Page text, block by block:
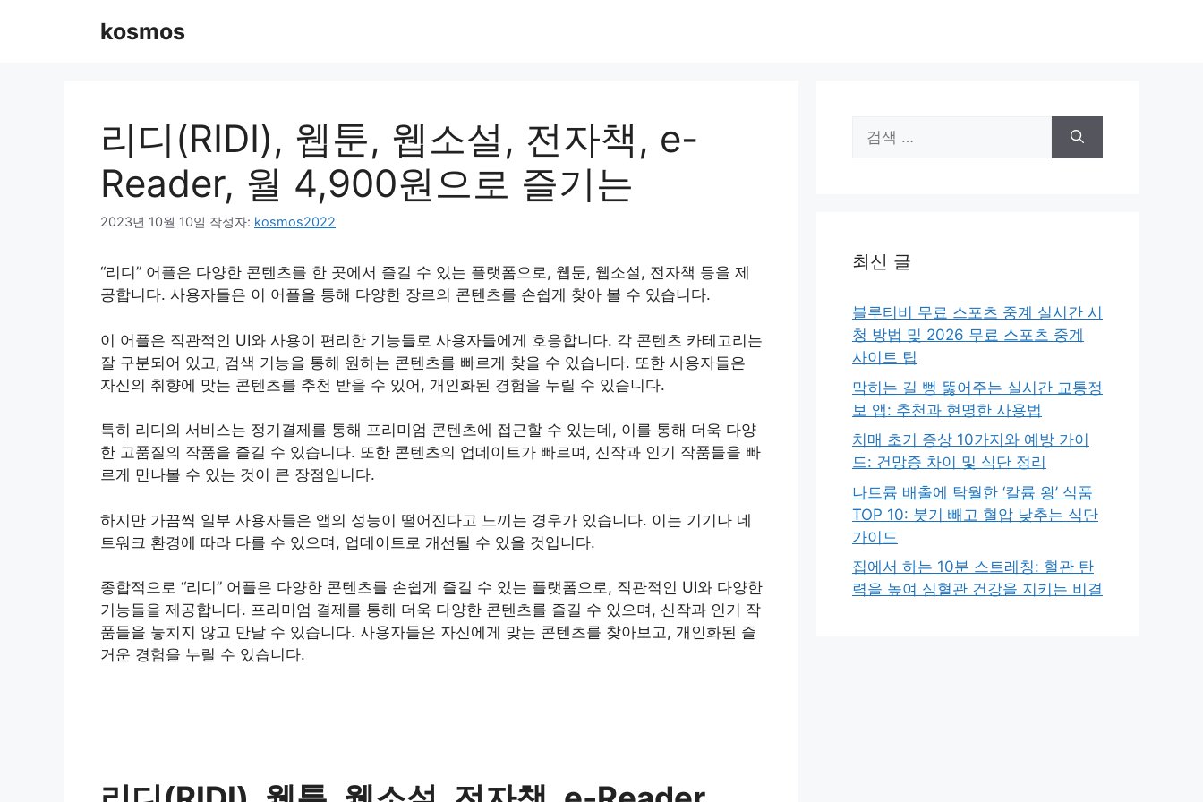
kosmos
리디(RIDI), 웹툰, 웹소설, 전자책, e-
Reader, 월 4,900원으로 즐기는
2023년 10월 10일 작성자: kosmos2022
“리디” 어플은 다양한 콘텐츠를 한 곳에서 즐길 수 있는 플랫폼으로, 웹툰, 웹소설, 전자책 등을 제
공합니다. 사용자들은 이 어플을 통해 다양한 장르의 콘텐츠를 손쉽게 찾아 볼 수 있습니다.
이 어플은 직관적인 UI와 사용이 편리한 기능들로 사용자들에게 호응합니다. 각 콘텐츠 카테고리는
잘 구분되어 있고, 검색 기능을 통해 원하는 콘텐츠를 빠르게 찾을 수 있습니다. 또한 사용자들은
자신의 취향에 맞는 콘텐츠를 추천 받을 수 있어, 개인화된 경험을 누릴 수 있습니다.
특히 리디의 서비스는 정기결제를 통해 프리미엄 콘텐츠에 접근할 수 있는데, 이를 통해 더욱 다양
한 고품질의 작품을 즐길 수 있습니다. 또한 콘텐츠의 업데이트가 빠르며, 신작과 인기 작품들을 빠
르게 만나볼 수 있는 것이 큰 장점입니다.
하지만 가끔씩 일부 사용자들은 앱의 성능이 떨어진다고 느끼는 경우가 있습니다. 이는 기기나 네
트워크 환경에 따라 다를 수 있으며, 업데이트로 개선될 수 있을 것입니다.
종합적으로 “리디” 어플은 다양한 콘텐츠를 손쉽게 즐길 수 있는 플랫폼으로, 직관적인 UI와 다양한
기능들을 제공합니다. 프리미엄 결제를 통해 더욱 다양한 콘텐츠를 즐길 수 있으며, 신작과 인기 작
품들을 놓치지 않고 만날 수 있습니다. 사용자들은 자신에게 맞는 콘텐츠를 찾아보고, 개인화된 즐
거운 경험을 누릴 수 있습니다.
색:
최신 글
블루티비 무료 스포츠 중계 실시간 시
청 방법 및 2026 무료 스포츠 중계
사이트 팁
막히는 길 뻥 뚫어주는 실시간 교통정
보 앱: 추천과 현명한 사용법
치매 초기 증상 10가지와 예방 가이
드: 건망증 차이 및 식단 정리
나트륨 배출에 탁월한 ‘칼륨 왕’ 식품
TOP 10: 붓기 빼고 혈압 낮추는 식단
가이드
집에서 하는 10분 스트레칭: 혈관 탄
력을 높여 심혈관 건강을 지키는 비결